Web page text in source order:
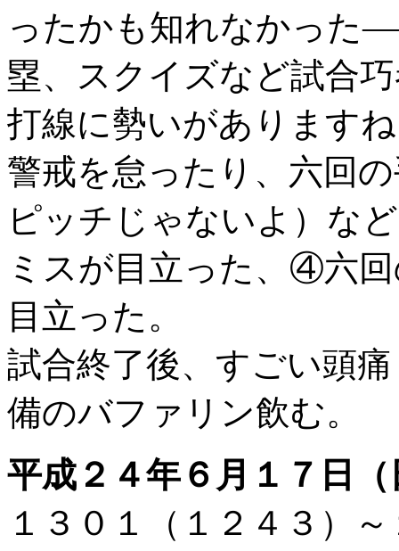
ったかも知れなかっ
塁、スクイズなど試合
打線に勢いがあります
警戒を怠ったり、六回
ピッチじゃないよ）な
ミスが目立った、④六
目立った。
試合終了後、すごい頭
備のバファリン飲む。
平成２４年６月１７日（
１３０１（１２４３